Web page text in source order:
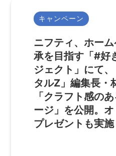
キャンペーン
ニフティ、ホー
承を目指す「#好
ジェクト」にて
タルZ」編集長・
「クラフト感の
ージ」を公開。
プレゼントも実施